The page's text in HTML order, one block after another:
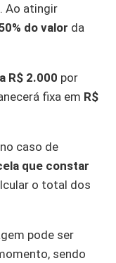
Ao atingir
do valor da
R$ 2.000 por
fixa em R$
caso de
que constar
o total dos
pode ser
sendo